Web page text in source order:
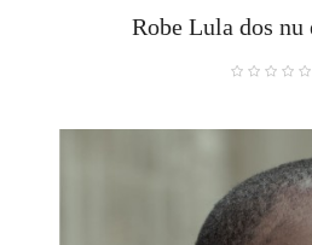
Robe Lula dos nu